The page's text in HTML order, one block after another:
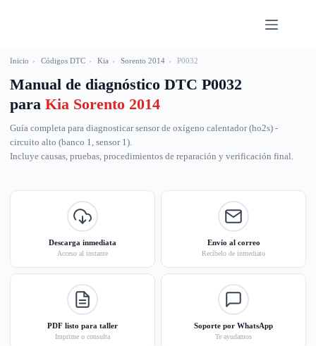
Inicio › Códigos DTC › Kia › Sorento 2014 › P0032
Manual de diagnóstico DTC P0032
para Kia Sorento 2014
Guía completa para diagnosticar sensor de oxígeno calentador (ho2s) -
circuito alto (banco 1, sensor 1).
Incluye causas, pruebas, procedimientos de reparación y verificación final.
Descarga inmediata
Acceso al instante
Envío al correo
Recíbelo de inmediato
PDF listo para taller
Imprime o consulta
Soporte por WhatsApp
Te ayudamos